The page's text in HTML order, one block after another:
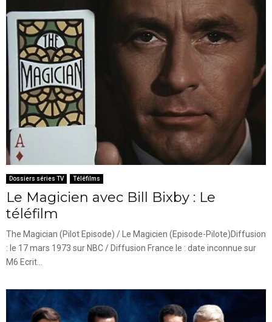
Dossiers séries TV Téléfilms
Le Magicien avec Bill Bixby : Le
téléfilm
The Magician (Pilot Episode) / Le Magicien (Episode-Pilote)Diffusion
: le 17 mars 1973 sur NBC / Diffusion France le : date inconnue sur
M6 Ecrit...